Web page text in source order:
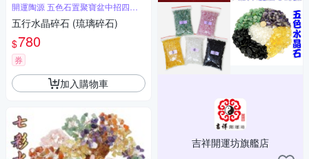
開運陶源 五色石置聚寶盆中招四方
財
五行水晶碎石 (琉璃碎石)
$780
券
加入購物車
吉祥開運坊旗艦店